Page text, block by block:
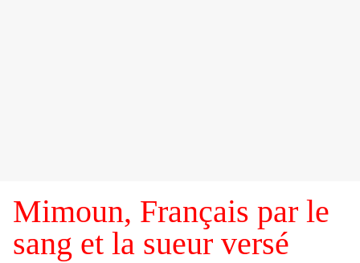
Mimoun, Français par le
sang et la sueur versé